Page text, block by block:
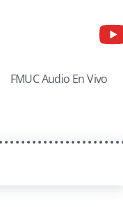
FMUC Audio En Vivo